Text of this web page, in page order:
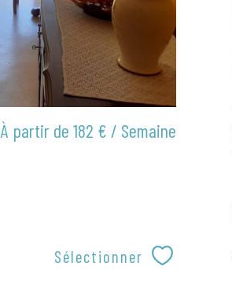
À partir de 182 € / Semaine
Sélectionner